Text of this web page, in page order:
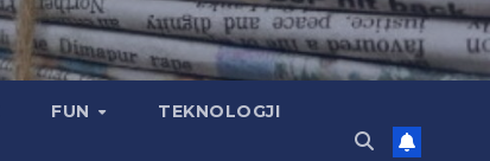
FUN TEKNOLOGJI